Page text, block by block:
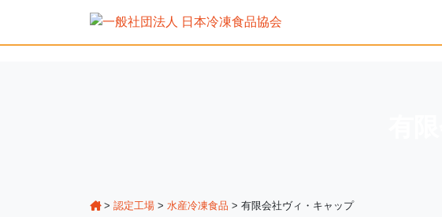
> 認定工場 > 水産冷凍食品 > 有限会社ヴィ・キャップ